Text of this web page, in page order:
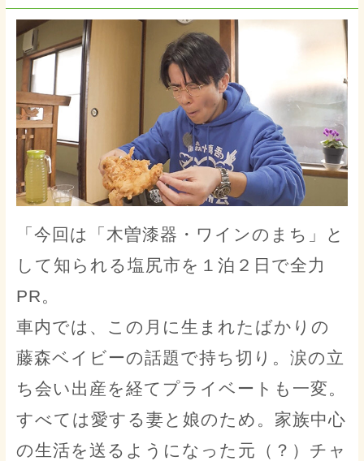
「今回は「木曽漆器・ワインのまち」と
して知られる塩尻市を１泊２日で全力
PR。
車内では、この月に生まれたばかりの
藤森ベイビーの話題で持ち切り。涙の立
ち会い出産を経てプライベートも一変。
すべては愛する妻と娘のため。家族中心
の生活を送るようになった元（？）チャ